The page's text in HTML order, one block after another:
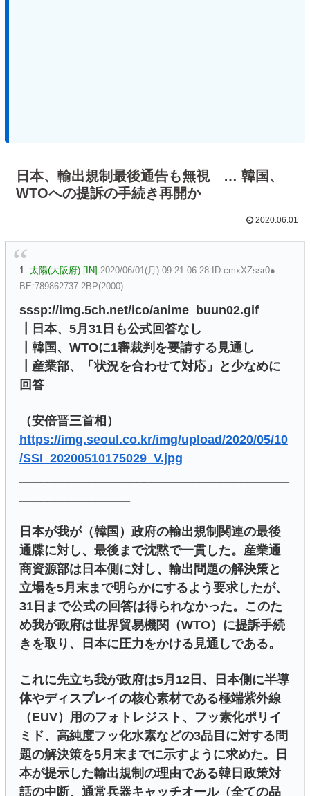
日本、輸出規制最後通告も無視 … 韓国、
WTOへの提訴の手続き再開か
2020.06.01
1: 太陽(大阪府) [IN] 2020/06/01(月) 09:21:06.28 ID:cmxXZssr0●
BE:789862737-2BP(2000)
sssp://img.5ch.net/ico/anime_buun02.gif
┃日本、5月31日も公式回答なし
┃韓国、WTOに1審裁判を要請する見通し
┃産業部、「状況を合わせて対応」と少なめに
回答
（安倍晋三首相）
https://img.seoul.co.kr/img/upload/2020/05/10
/SSI_20200510175029_V.jpg
日本が我が（韓国）政府の輸出規制関連の最後
通牒に対し、最後まで沈黙で一貫した。産業通
商資源部は日本側に対し、輸出問題の解決策と
立場を5月末まで明らかにするよう要求したが、
31日まで公式の回答は得られなかった。このた
め我が政府は世界貿易機関（WTO）に提訴手続
きを取り、日本に圧力をかける見通しである。
これに先立ち我が政府は5月12日、日本側に半導
体やディスプレイの核心素材である極端紫外線
（EUV）用のフォトレジスト、フッ素化ポリイ
ミド、高純度フッ化水素などの3品目に対する問
題の解決策を5月末までに示すように求めた。日
本が提示した輸出規制の理由である韓日政策対
話の中断、通常兵器キャッチオール（全ての品